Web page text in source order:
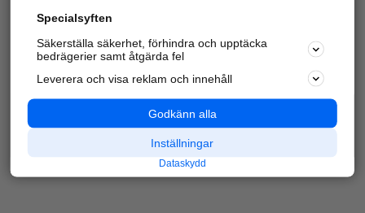
Specialsyften
Säkerställa säkerhet, förhindra och upptäcka
bedrägerier samt åtgärda fel
Leverera och visa reklam och innehåll
Godkänn alla
Inställningar
Dataskydd